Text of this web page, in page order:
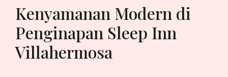
Kenyamanan Modern di
Penginapan Sleep Inn
Villahermosa